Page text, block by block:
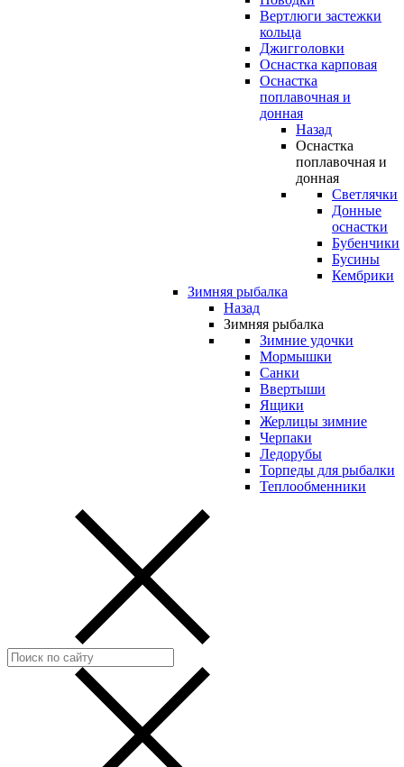
Вертлюги застежки
кольца
Джигголовки
Оснастка карповая
Оснастка
поплавочная и
донная
Назад
Оснастка
поплавочная и
донная
Светлячки
Донные
оснастки
Бубенчики
Бусины
Кембрики
Зимняя рыбалка
Назад
Зимняя рыбалка
Зимние удочки
Мормышки
Санки
Ввертыши
Ящики
Жерлицы зимние
Черпаки
Ледорубы
Торпеды для рыбалки
Теплообменники